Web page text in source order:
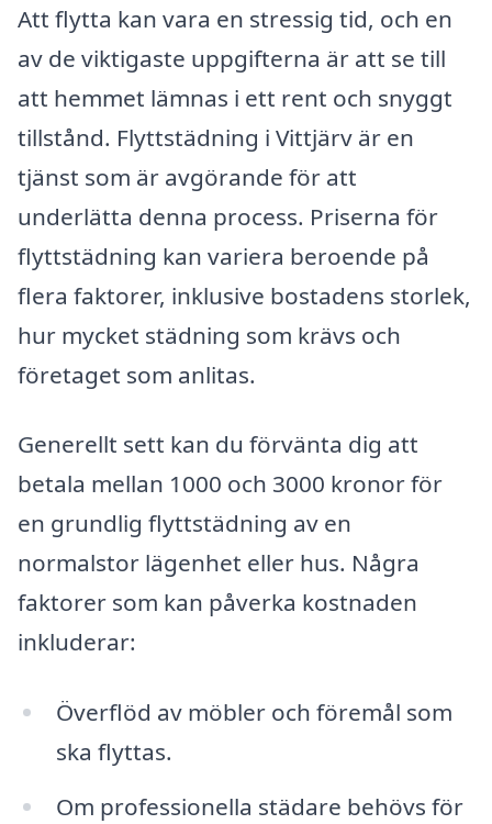
Att flytta kan vara en stressig tid, och en
av de viktigaste uppgifterna är att se till
att hemmet lämnas i ett rent och snyggt
tillstånd. Flyttstädning i Vittjärv är en
tjänst som är avgörande för att
underlätta denna process. Priserna för
flyttstädning kan variera beroende på
flera faktorer, inklusive bostadens storlek,
hur mycket städning som krävs och
företaget som anlitas.
Generellt sett kan du förvänta dig att
betala mellan 1000 och 3000 kronor för
en grundlig flyttstädning av en
normalstor lägenhet eller hus. Några
faktorer som kan påverka kostnaden
inkluderar:
Överflöd av möbler och föremål som
ska flyttas.
Om professionella städare behövs för